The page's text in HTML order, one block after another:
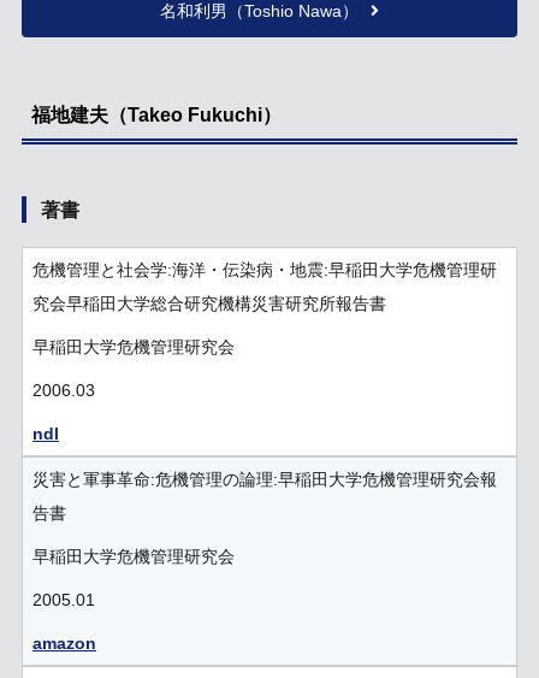
名和利男（Toshio Nawa）
福地建夫（Takeo Fukuchi）
著書
危機管理と社会学:海洋・伝染病・地震:早稲田大学危機管理研
究会早稲田大学総合研究機構災害研究所報告書
早稲田大学危機管理研究会
2006.03
ndl
災害と軍事革命:危機管理の論理:早稲田大学危機管理研究会報
告書
早稲田大学危機管理研究会
2005.01
amazon